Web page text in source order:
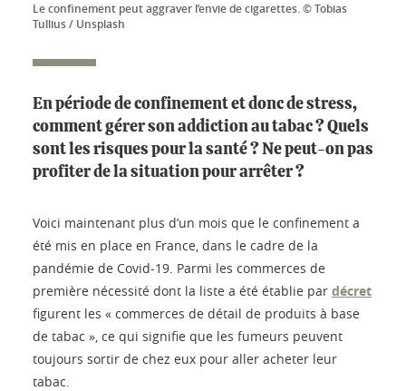
Le confinement peut aggraver l’envie de cigarettes. © Tobias
Tullius / Unsplash
En période de confinement et donc de stress,
comment gérer son addiction au tabac ? Quels
sont les risques pour la santé ? Ne peut-on pas
profiter de la situation pour arrêter ?
Voici maintenant plus d’un mois que le confinement a
été mis en place en France, dans le cadre de la
pandémie de Covid-19. Parmi les commerces de
première nécessité dont la liste a été établie par décret
figurent les « commerces de détail de produits à base
de tabac », ce qui signifie que les fumeurs peuvent
toujours sortir de chez eux pour aller acheter leur
tabac.